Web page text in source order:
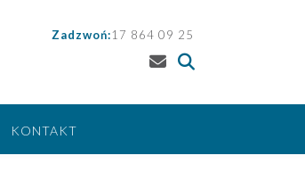
Zadzwoń:17 864 09 25
KONTAKT